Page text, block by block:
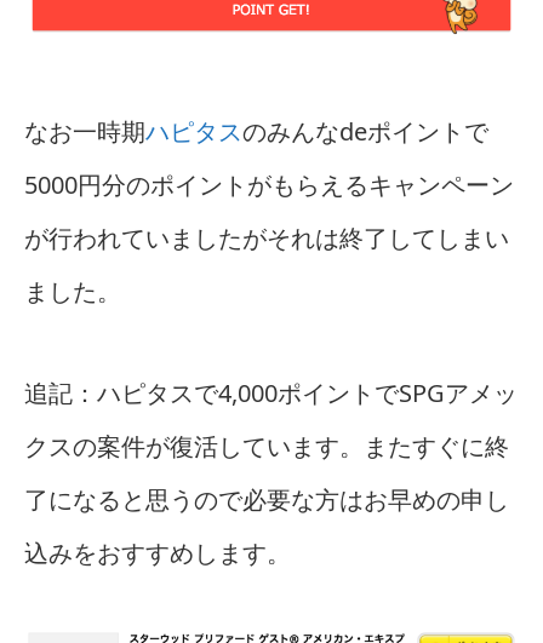
なお一時期ハピタスのみんなdeポイントで
5000円分のポイントがもらえるキャンペーン
が行われていましたがそれは終了してしまい
ました。
追記：ハピタスで4,000ポイントでSPGアメッ
クスの案件が復活しています。またすぐに終
了になると思うので必要な方はお早めの申し
込みをおすすめします。